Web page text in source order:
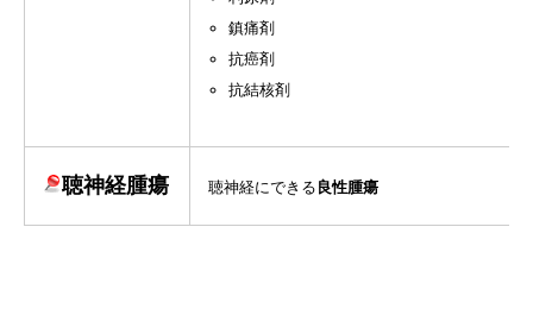
鎮痛剤
抗癌剤
抗結核剤
聴神経腫瘍 聴神経にできる 良性腫瘍